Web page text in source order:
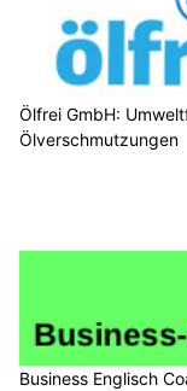
Ölfrei GmbH:
Ölverschmutzungen
Business Englisch